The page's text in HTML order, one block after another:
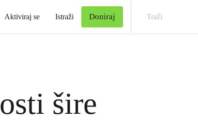
Aktiviraj se Istraži Doniraj
šire